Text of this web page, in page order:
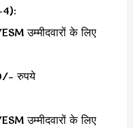
4):
उम्मीदवारों के लिए
रुपये
उम्मीदवारों के लिए